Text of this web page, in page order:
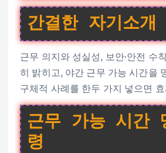
간결한 자기소개
근무 의지와 성실성, 보안·안전 수
히 밝히고, 야간 근무 가능 시간을
구체적 사례를 한두 가지 넣으면
근무 가능 시간
령